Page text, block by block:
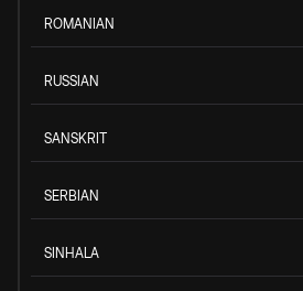
ROMANIAN
RUSSIAN
SANSKRIT
SERBIAN
SINHALA